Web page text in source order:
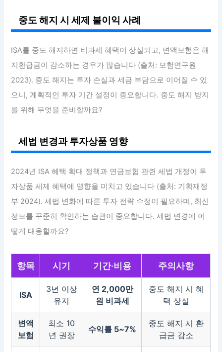
중도 해지 시 세제 불이익 사례
ISA를 중도 해지하면 비과세 혜택이 상실되고, 변액보험은 해
지환급금이 감소하는 경우가 많습니다 (출처: 보험연구원
2023). 중도 해지는 투자 손실과 세금 부담으로 이어질 수 있
으니, 계획적인 투자 기간 설정이 중요합니다. 중도 해지 방지
를 위해 무엇을 준비할까요?
세법 변경과 투자상품 영향
2024년 ISA 혜택 확대 정책과 연금보험 관련 세법 개정이 투
자상품 세제 혜택에 영향을 미치고 있습니다 (출처: 기획재정
부 2024). 세법 변화에 따른 투자 전략 수정이 필요하며, 최신
정보를 꾸준히 확인하는 습관이 중요합니다. 세법 변경에 어
떻게 대응할까요?
항목 시기 기간·비용 주의사항
ISA
3년 이상
유지
연 2,000만
원 비과세
중도 해지 시 혜
택 상실
변액
보험
최소 10
년 권장
수익률 5~7%
중도 해지 시 환
급금 감소